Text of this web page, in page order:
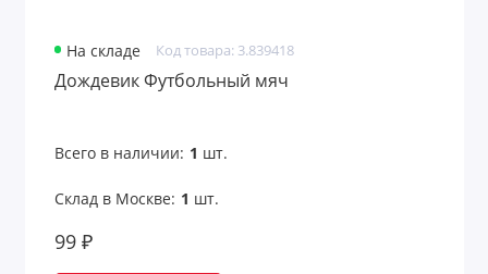
На складе Код товара: 3.839418
Дождевик Футбольный мяч
Всего в наличии: 1 шт.
Склад в Москве: 1 шт.
99 ₽